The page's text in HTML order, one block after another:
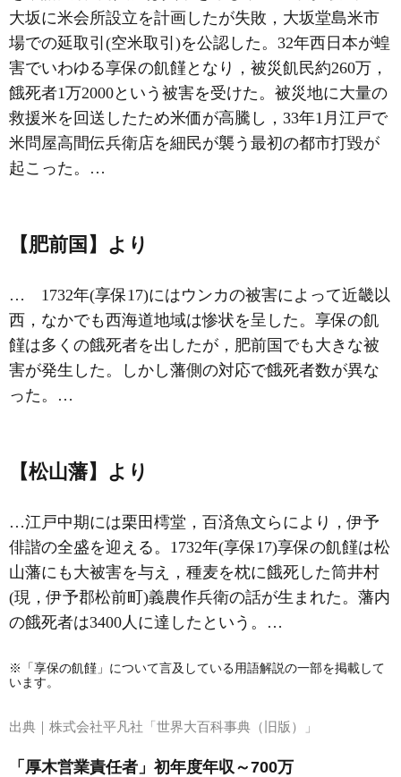
大坂に米会所設立を計画したが失敗，大坂堂島米市
場での延取引(空米取引)を公認した。32年西日本が蝗
害でいわゆる享保の飢饉となり，被災飢民約260万，
餓死者1万2000という被害を受けた。被災地に大量の
救援米を回送したため米価が高騰し，33年1月江戸で
米問屋高間伝兵衛店を細民が襲う最初の都市打毀が
起こった。…
【肥前国】より
… 1732年(享保17)にはウンカの被害によって近畿以
西，なかでも西海道地域は惨状を呈した。 享保の飢
饉は多くの餓死者を出したが，肥前国でも大きな被
害が発生した。しかし藩側の対応で餓死者数が異な
った。…
【松山藩】より
…江戸中期には栗田樗堂，百済魚文らにより，伊予
俳諧の全盛を迎える。1732年(享保17)享保の飢饉は松
山藩にも大被害を与え，種麦を枕に餓死した筒井村
(現，伊予郡松前町)義農作兵衛の話が生まれた。藩内
の餓死者は3400人に達したという。…
※「享保の飢饉」について言及している用語解説の一部を掲載して
います。
出典｜ 株式会社平凡社「世界大百科事典（旧版）」
「厚木営業責任者」初年度年収～700万